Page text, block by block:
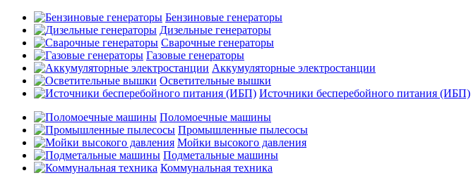
Бензиновые генераторы
Дизельные генераторы
Сварочные генераторы
Газовые генераторы
Аккумуляторные электростанции
Осветительные вышки
Источники бесперебойного питания (ИБП)
Поломоечные машины
Промышленные пылесосы
Мойки высокого давления
Подметальные машины
Коммунальная техника